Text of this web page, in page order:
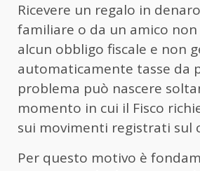
Ricevere un regalo in
familiare o da un amico
alcun obbligo fiscale e non
automaticamente tasse da
problema può nascere
momento in cui il Fisco
sui movimenti registrati sul
Per questo motivo è